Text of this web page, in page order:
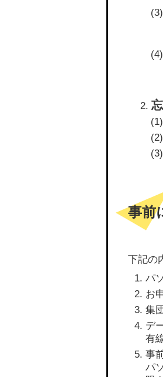
事前
下記の
パ
お
集
デ
有
事
パ